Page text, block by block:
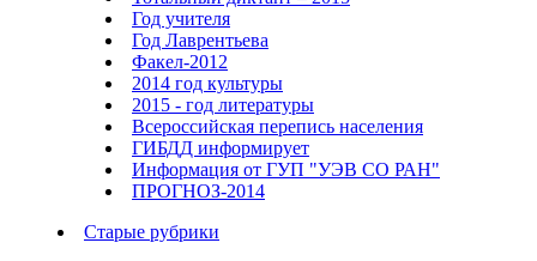
Год учителя
Год Лаврентьева
Факел-2012
2014 год культуры
2015 - год литературы
Всероссийская перепись населения
ГИБДД информирует
Информация от ГУП "УЭВ СО РАН"
ПРОГНОЗ-2014
Старые рубрики